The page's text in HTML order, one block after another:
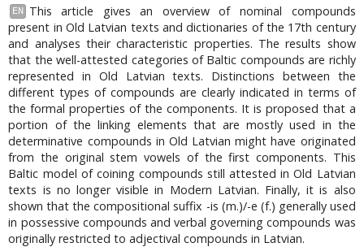
EN
This article gives an overview of nominal compounds
present in Old Latvian texts and dictionaries of the 17th century
and analyses their characteristic properties. The results show
that the well-attested categories of Baltic compounds are richly
represented in Old Latvian texts. Distinctions between the
different types of compounds are clearly indicated in terms of
the formal properties of the components. It is proposed that a
portion of the linking elements that are mostly used in the
determinative compounds in Old Latvian might have originated
from the original stem vowels of the first components. This
Baltic model of coining compounds still attested in Old Latvian
texts is no longer visible in Modern Latvian. Finally, it is also
shown that the compositional suffix -is (m.)/-e (f.) generally used
in possessive compounds and verbal governing compounds was
originally restricted to adjectival compounds in Latvian.